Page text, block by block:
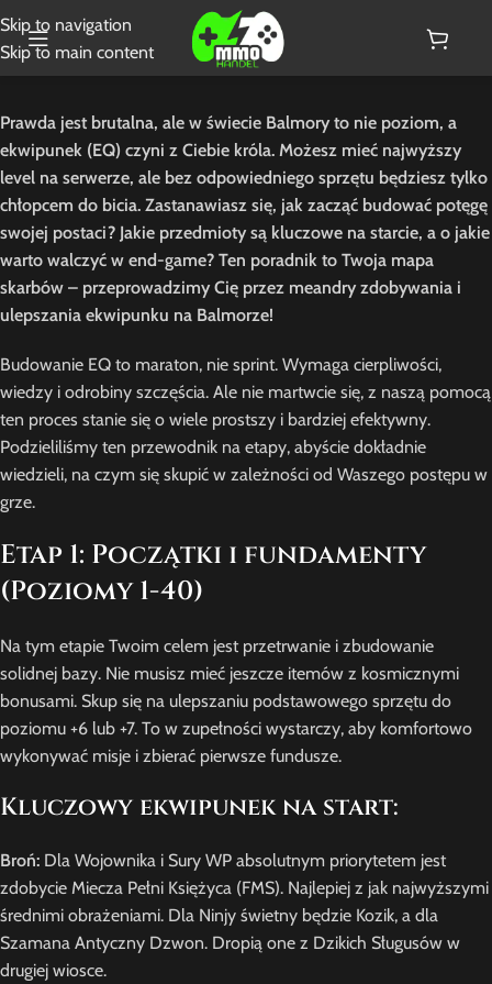
Skip to navigation
Skip to main content
Prawda jest brutalna, ale w świecie Balmory to nie poziom, a
ekwipunek (EQ) czyni z Ciebie króla. Możesz mieć najwyższy
level na serwerze, ale bez odpowiedniego sprzętu będziesz tylko
chłopcem do bicia. Zastanawiasz się, jak zacząć budować potęgę
swojej postaci? Jakie przedmioty są kluczowe na starcie, a o jakie
warto walczyć w end-game? Ten poradnik to Twoja mapa
skarbów – przeprowadzimy Cię przez meandry zdobywania i
ulepszania ekwipunku na Balmorze!
Budowanie EQ to maraton, nie sprint. Wymaga cierpliwości,
wiedzy i odrobiny szczęścia. Ale nie martwcie się, z naszą pomocą
ten proces stanie się o wiele prostszy i bardziej efektywny.
Podzieliliśmy ten przewodnik na etapy, abyście dokładnie
wiedzieli, na czym się skupić w zależności od Waszego postępu w
grze.
Etap 1: Początki i fundamenty
(Poziomy 1-40)
Na tym etapie Twoim celem jest przetrwanie i zbudowanie
solidnej bazy. Nie musisz mieć jeszcze itemów z kosmicznymi
bonusami. Skup się na ulepszaniu podstawowego sprzętu do
poziomu +6 lub +7. To w zupełności wystarczy, aby komfortowo
wykonywać misje i zbierać pierwsze fundusze.
Kluczowy ekwipunek na start:
Broń: Dla Wojownika i Sury WP absolutnym priorytetem jest
zdobycie Miecza Pełni Księżyca (FMS). Najlepiej z jak najwyższymi
średnimi obrażeniami. Dla Ninjy świetny będzie Kozik, a dla
Szamana Antyczny Dzwon. Dropią one z Dzikich Sługusów w
drugiej wiosce.